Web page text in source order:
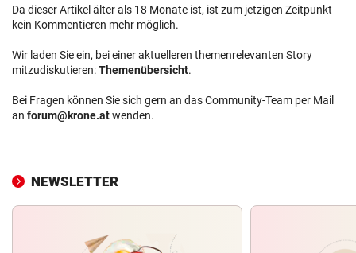
Da dieser Artikel älter als 18 Monate ist, ist zum jetzigen Zeitpunkt
kein Kommentieren mehr möglich.
Wir laden Sie ein, bei einer aktuelleren themenrelevanten Story
mitzudiskutieren:Themenübersicht.
Bei Fragen können Sie sich gern an das Community-Team per Mail
an forum@krone.atwenden.
NEWSLETTER